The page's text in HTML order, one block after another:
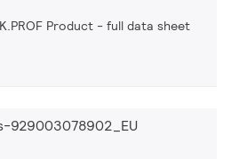
Product - full data sheet